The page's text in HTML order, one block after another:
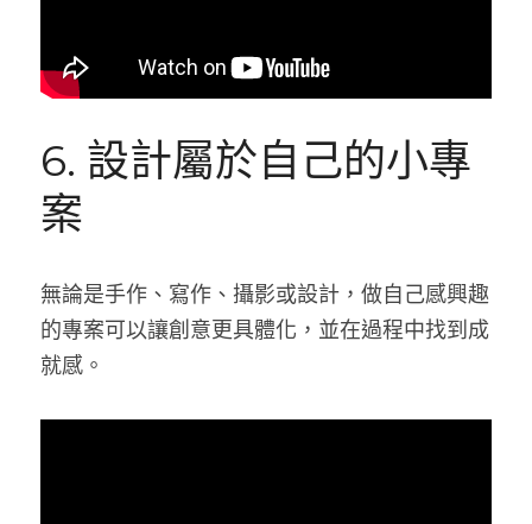
6. 設計屬於自己的小專
案
無論是手作、寫作、攝影或設計，做自己感興趣
的專案可以讓創意更具體化，並在過程中找到成
就感。